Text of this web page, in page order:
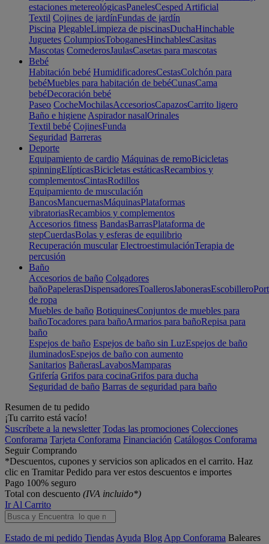
estaciones metereológicasPanelesCesped Artificial
Textil Cojines de jardínFundas de jardín
Piscina PlegableLimpieza de piscinasDuchaHinchable
Juguetes ColumpiosToboganesHinchablesCasitas
Mascotas ComederosJaulasCasetas para mascotas
Bebé
Habitación bebé HumidificadoresCestasColchón para
bebéMuebles para habitación de bebéCunasCama
bebéDecoración bebé
Paseo CocheMochilasAccesoriosCapazosCarrito ligero
Baño e higiene Aspirador nasalOrinales
Textil bebé CojinesFunda
Seguridad Barreras
Deporte
Equipamiento de cardio Máquinas de remoBicicletas
spinningElípticasBicicletas estáticasRecambios y
complementosCintasRodillos
Equipamiento de musculación
BancosMancuernasMáquinasPlataformas
vibratoriasRecambios y complementos
Accesorios fitness BandasBarrasPlataforma de
stepCuerdasBolas y esferas de equilibrio
Recuperación muscular ElectroestimulaciónTerapia de
percusión
Baño
Accesorios de baño Colgadores
bañoPapelerasDispensadoresToallerosJabonerasEscobillero
de ropa
Muebles de baño BotiquinesConjuntos de muebles para
bañoTocadores para bañoArmarios para bañoRepisa para
baño
Espejos de baño Espejos de baño sin LuzEspejos de baño
iluminadosEspejos de baño con aumento
Sanitarios BañerasLavabosMamparas
Grifería Grifos para cocinaGrifos para ducha
Seguridad de baño Barras de seguridad para baño
Resumen de tu pedido
¡Tu carrito está vacío!
Suscríbete a la newsletter Todas las promociones Colecciones
Conforama Tarjeta Conforama Financiación Catálogos Conforama
Seguir Comprando
*Descuentos, cupones y servicios son aplicados en el carrito. Haz
clic en Tramitar Pedido para ver estos descuentos e importes
Pago 100% seguro
Total con descuento (IVA incluido*)
Ir Al Carrito
Estado de mi pedido Tiendas Ayuda Blog App Conforama Baleares